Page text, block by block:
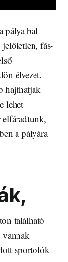
pálya bal
jelöletlen, fás-
élvezet.
hajthatják
lehet
elfáradtunk,
a pályára
található
vannak
sportolók